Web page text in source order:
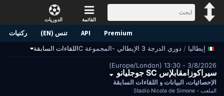
الدوريات القائمة
ركنيات تنس (EN) API Premium
إيطاليا / دوري الدرجة 3 الإيطالي -المجموعة C اللقاءات السابقة
3/8/2026 - 13:30 (Europe/London)
سيراكوزامقابلإس SC جوجليانو
الإحصائيات، البيانات و اللقاءات السابقة
الملعب - Stadio Nicola de Simone